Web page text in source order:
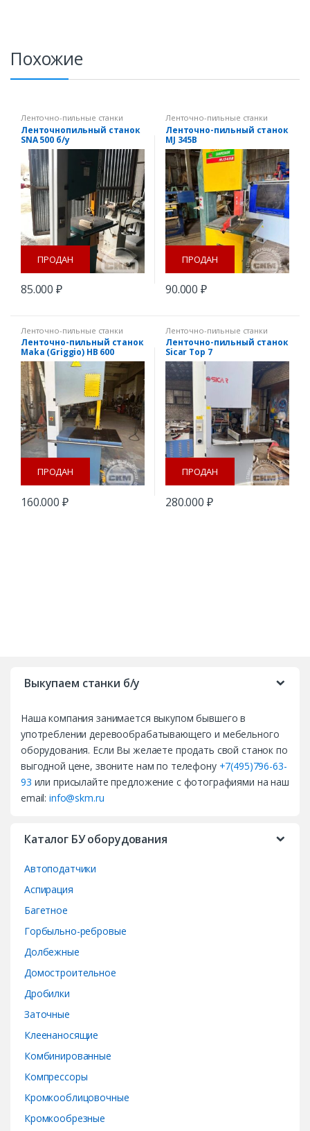
Похожие
Ленточно-пильные станки
Ленточнопильный станок
SNA 500 б/у
ПРОДАН
85.000₽
Ленточно-пильные станки
Ленточно-пильный станок
MJ 345B
ПРОДАН
90.000₽
Ленточно-пильные станки
Ленточно-пильный станок
Maka (Griggio) HB 600
ПРОДАН
160.000 ₽
Ленточно-пильные станки
Ленточно-пильный станок
Sicar Top 7
ПРОДАН
280.000 ₽
Выкупаем станки б/у
Наша компания занимается выкупом бывшего в
употреблении деревообрабатывающего и мебельного
оборудования. Если Вы желаете продать свой станок по
выгодной цене, звоните нам по телефону +7(495)796-63-
93 или присылайте предложение с фотографиями на наш
email:info@skm.ru
Каталог БУ оборудования
Автоподатчики
Аспирация
Багетное
Горбыльно-ребровые
Долбежные
Домостроительное
Дробилки
Заточные
Клеенаносящие
Комбинированные
Компрессоры
Кромкооблицовочные
Кромкообрезные